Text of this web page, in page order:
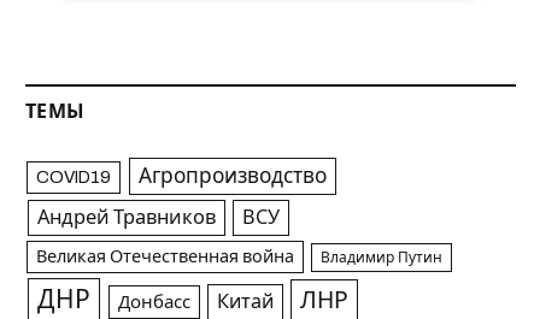
ТЕМЫ
COVID19 Агропроизводство
Андрей Травников ВСУ
Великая Отечественная война Владимир Путин
ДНР Донбасс Китай ЛНР